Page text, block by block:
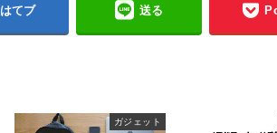
はてブ 送る
ガジェット